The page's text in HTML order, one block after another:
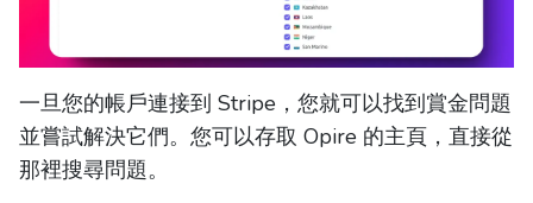
一旦您的帳戶連接到 Stripe，您就可以找到賞金問題
並嘗試解決它們。您可以存取 Opire 的主頁，直接從
那裡搜尋問題。